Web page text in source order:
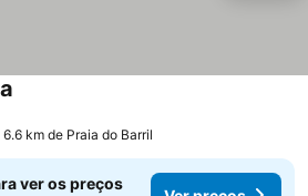
6.6 km de Praia do Barril
ver os preços